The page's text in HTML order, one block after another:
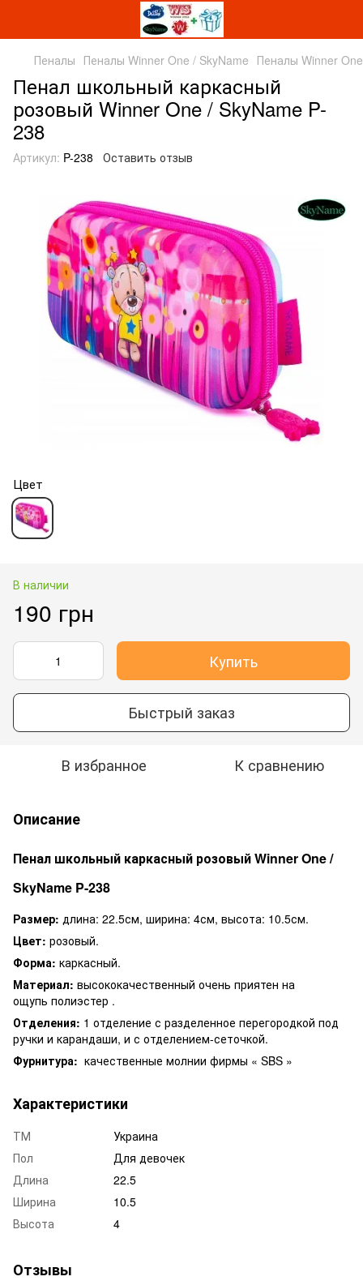
Пеналы Пеналы Winner One / SkyName Пеналы Winner
Пенал школьный каркасный
розовый Winner One / SkyName P-
238
Артикул: P-238 Оставить отзыв
Цвет
В наличии
190 грн
Купить
Быстрый заказ
В избранное К сравнению
Описание
Пенал школьный каркасный розовый Winner One /
SkyName P-238
Размер: длина: 22.5см, ширина: 4см, высота: 10.5см.
Цвет: розовый.
Форма: каркасный.
Материал: высококачественный очень приятен на
ощупь полиэстер .
Отделения: 1 отделение с разделенное перегородкой под
ручки и карандаши, и с отделением-сеточкой.
Фурнитура: качественные молнии фирмы « SBS »
Характеристики
ТМ
Украина
Пол
Для девочек
Длина
22.5
Ширина
10.5
Высота
4
Отзывы